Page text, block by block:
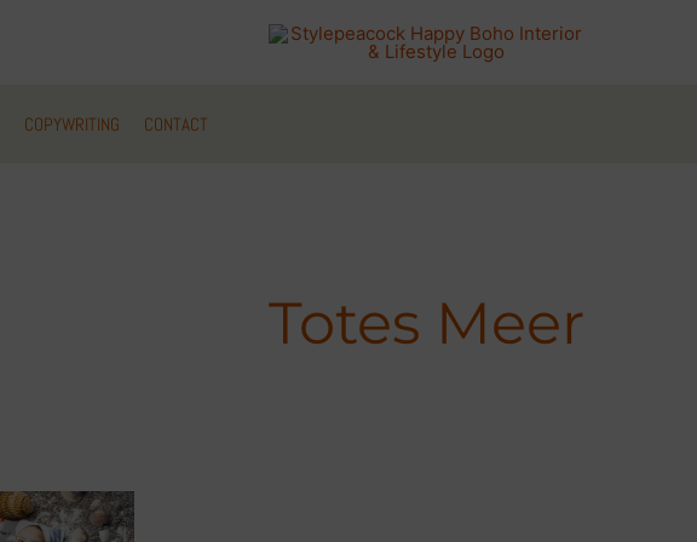
COPYWRITING CONTACT
Totes Meer